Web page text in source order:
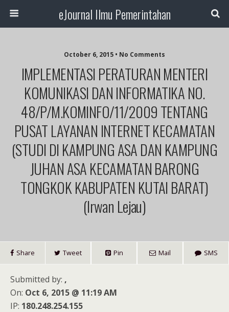
eJournal Ilmu Pemerintahan
October 6, 2015 • No Comments
IMPLEMENTASI PERATURAN MENTERI
KOMUNIKASI DAN INFORMATIKA NO.
48/P/M.KOMINFO/11/2009 TENTANG
PUSAT LAYANAN INTERNET KECAMATAN
(STUDI DI KAMPUNG ASA DAN KAMPUNG
JUHAN ASA KECAMATAN BARONG
TONGKOK KABUPATEN KUTAI BARAT)
(Irwan Lejau)
Share Tweet Pin Mail SMS
Submitted by: ,
On: Oct 6, 2015 @ 11:19 AM
IP: 180.248.254.155